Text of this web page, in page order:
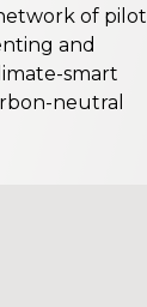
of pilot
and
smart
neutral